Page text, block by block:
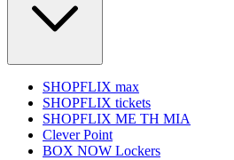
SHOPFLIX max
SHOPFLIX tickets
SHOPFLIX ΜΕ ΤΗ ΜΙΑ
Clever Point
BOX NOW Lockers